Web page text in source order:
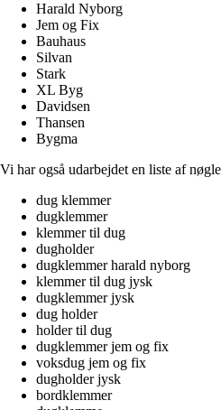
Harald Nyborg
Jem og Fix
Bauhaus
Silvan
Stark
XL Byg
Davidsen
Thansen
Bygma
Vi har også udarbejdet en liste af
dug klemmer
dugklemmer
klemmer til dug
dugholder
dugklemmer harald nyborg
klemmer til dug jysk
dugklemmer jysk
dug holder
holder til dug
dugklemmer jem og fix
voksdug jem og fix
dugholder jysk
bordklemmer